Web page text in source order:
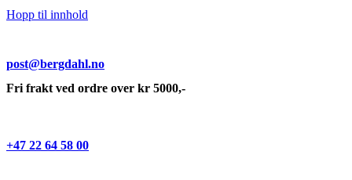
Hopp til innhold
post@bergdahl.no
Fri frakt ved ordre over kr 5000,-
+47 22 64 58 00